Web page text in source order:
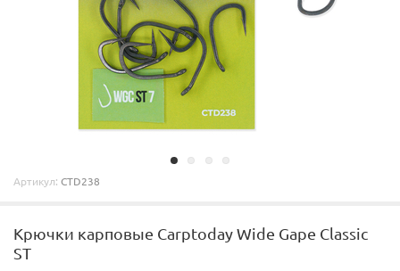
Артикул: CTD238
Крючки карповые Carptoday Wide Gape Classic
ST